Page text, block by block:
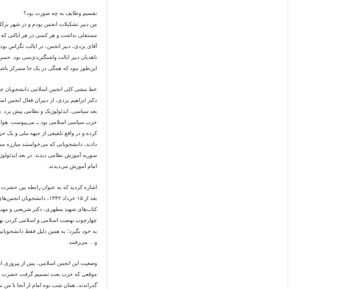
تقسیم وظایف به چه صورت بود؟
من دبیر تشکیلات انجمن بودم و در شهر
مستقلی نداشت و هر کسی در هر ایالتی که
آقای یزدی، دبیر انجمن، در ایالت تگزاس
ناهدیان دبیر ایالت واشنگتن‌دی‌سی بود.
این‌طور نبود که همگی در یک جا متمرکز
خط مشی کلی انجمن اسلامی دانشجویان
دکتر ابراهیم یزدی، از دبیران فعال
بعد سیاسی، ایدئولوژیک و نظامی پیش
دادند، دانشجویانی که می‌خواستند مبارزه
سوریه آموزش نظامی دیدند. در بعد
امام آموزش می‌دیدند.
اشاره کردید که به عنوان رابطه بین
بعد از ۱۵ خرداد ۱۳۴۲،
کتاب‌های شهید مطهری، دکتر شریعتی و
چهارچوب نهضت اسلامی و اسلامی کردن
به خود بگیرد؛ به همین دلیل فقط
و… می‌رفتند.
وضعیت این انجمن اسلامی، پس از پیروزی
موقعی که حزب بعث تصمیم گرفت حضرت
گذراندند، همان شب نوه امام از آنجا با